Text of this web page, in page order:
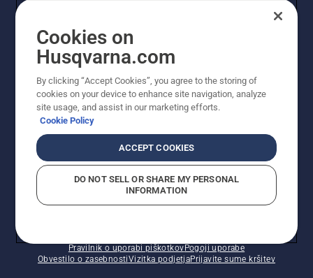
Pravilnik o uporabi piškotkovPogoji uporabe
Obvestilo o zasebnostiVizitka podjetjaPrijavite sume kršitev
Cookies on
Husqvarna.com
By clicking “Accept Cookies”, you agree to the storing of
cookies on your device to enhance site navigation, analyze
site usage, and assist in our marketing efforts.
Cookie Policy
ACCEPT COOKIES
DO NOT SELL OR SHARE MY PERSONAL
INFORMATION